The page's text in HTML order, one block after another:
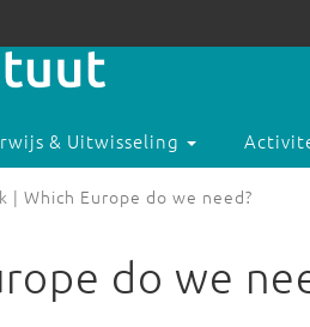
& Uitwisseling
| Which Europe do we need?
do we